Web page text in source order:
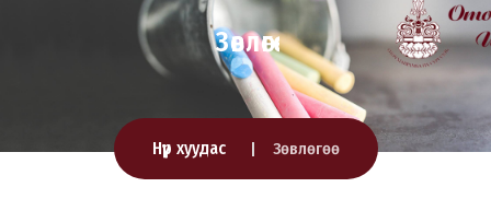
Зөвлөгөө
Нүүр хуудас Зөвлөгөө